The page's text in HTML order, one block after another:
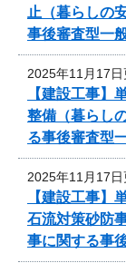
止（暮らしの
事後審査型一
2025年11月17日
【建設工事
整備（暮らし
る事後審査型
2025年11月17日
【建設工事
石流対策砂防
事に関する事